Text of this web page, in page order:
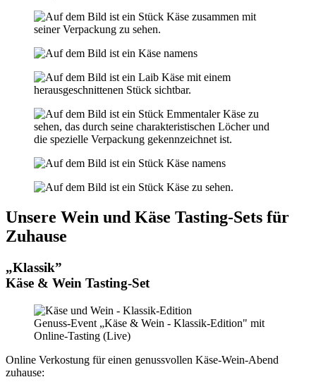
Unsere Wein und Käse Tasting-Sets für
Zuhause
„Klassik”
Käse & Wein Tasting-Set
Genuss-Event „Käse & Wein - Klassik-Edition" mit
Online-Tasting (Live)
Online Verkostung für einen genussvollen Käse-Wein-Abend
zuhause: